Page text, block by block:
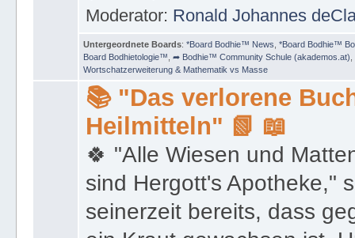
Moderator: Ronald Johannes
Untergeordnete Boards: *Board Bodhie™ News *Board Bodhie™
Board Bodhietologie™ ➦ Bodhie™ Community Schule (akademos.at)
Wortschatzerweiterung & Mathematik vs Masse
📚 "Das verlorene
Heilmitteln" 📗 📖
🍀 "Alle Wiesen und
sind Hergott's Apotheke,"
seinerzeit bereits, dass